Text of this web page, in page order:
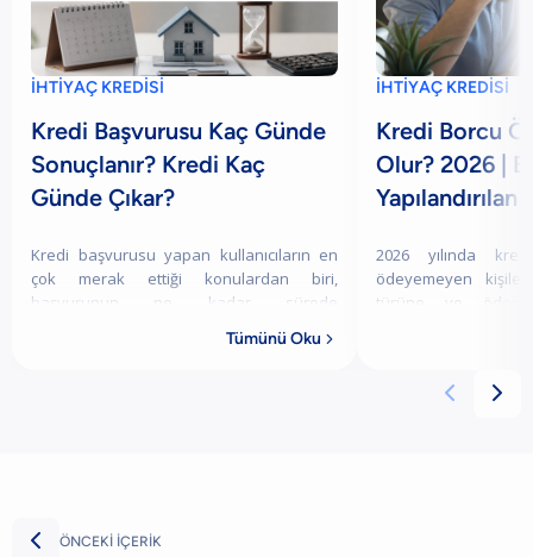
İHTİYAÇ KREDİSİ
Kredi Başvurusu Kaç Günde
Sonuçlanır? Kredi Kaç
Günde Çıkar?
Kredi başvurusu yapan kullanıcıların en
çok merak ettiği konulardan biri,
başvurunun ne kadar sürede
zaman kullanılabilir hale geleceğidir. Bu
Tümünü Oku 
İHTİYAÇ KREDİSİ
Kredi Borcu
Olur? 2026 |
Yapılandırılan
2026 yılında
ödeyemeyen
türüne ve
 
 ÖNCEKİ İÇERİK